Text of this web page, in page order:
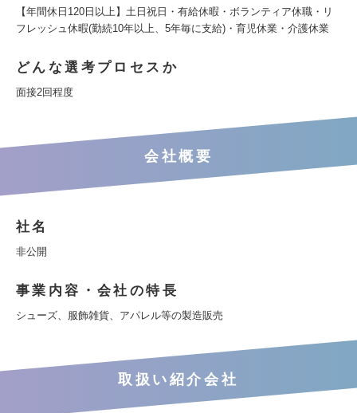
【年間休日120日以上】土日祝日・有給休暇・ボランティア休職・リ
フレッシュ休暇(勤続10年以上、5年毎に支給)・育児休業・介護休業
どんな選考プロセスか
面接2回程度
会社概要
社名
非公開
事業内容・会社の特長
シューズ、服飾雑貨、アパレル等の製造販売
取扱い紹介会社